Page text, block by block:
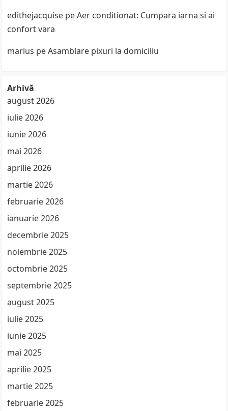
edithejacquise peAer conditionat: Cumpara iarna si ai
confort vara
marius peAsamblare pixuri la domiciliu
Arhivă
august 2026
iulie 2026
iunie 2026
mai 2026
aprilie 2026
martie 2026
februarie 2026
ianuarie 2026
decembrie 2025
noiembrie 2025
octombrie 2025
septembrie 2025
august 2025
iulie 2025
iunie 2025
mai 2025
aprilie 2025
martie 2025
februarie 2025